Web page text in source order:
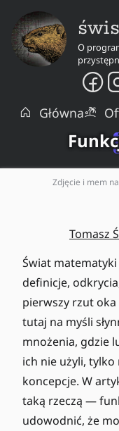
O
Główna
Zdjęcie i mem
Tomasz
Świat
definicje,
pierwszy rzut oka
tutaj na myśli
mnożenia, gdzie
ich nie użyli,
koncepcje. W
taką rzeczą —
udowodnić, że